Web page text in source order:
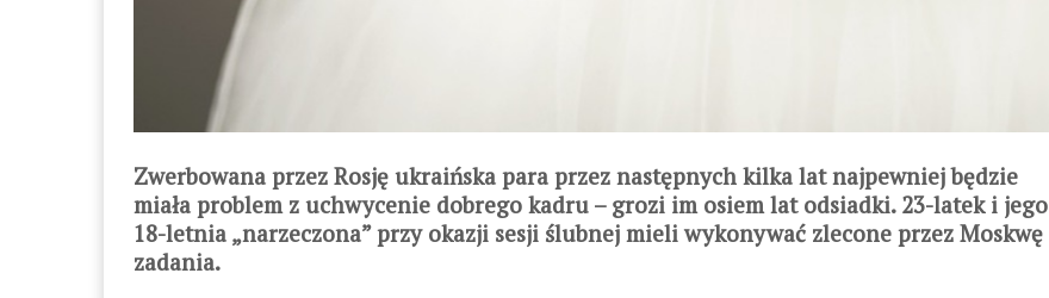
Zwerbowana przez Rosję ukraińska para przez następnych kilka lat najpewniej będzie
miała problem z uchwycenie dobrego kadru – grozi im osiem lat odsiadki. 23-latek i jego
18-letnia „narzeczona” przy okazji sesji ślubnej mieli wykonywać zlecone przez Moskwę
zadania.